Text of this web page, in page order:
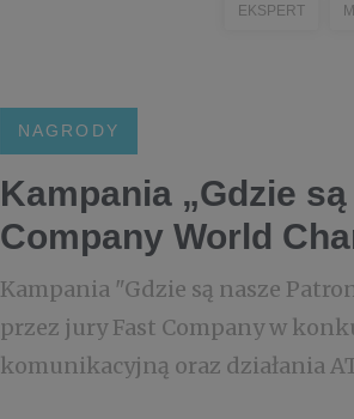
EKSPERT
NAGRODY
Kampania „Gdzie
Company World
Kampania "Gdzie są nasze
przez jury Fast Company w
komunikacyjną oraz działania